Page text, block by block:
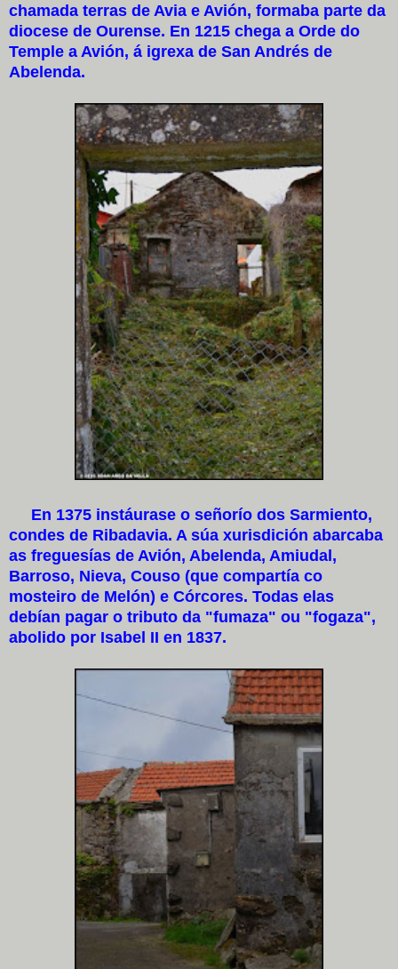
chamada terras de Avia e Avión, formaba parte da
diocese de Ourense. En 1215 chega a Orde do
Temple a Avión, á igrexa de San Andrés de
Abelenda.
En 1375 instáurase o señorío dos Sarmiento,
condes de Ribadavia. A súa xurisdición abarcaba
as freguesías de Avión, Abelenda, Amiudal,
Barroso, Nieva, Couso (que compartía co
mosteiro de Melón) e Córcores. Todas elas
debían pagar o tributo da "fumaza" ou "fogaza",
abolido por Isabel II en 1837.